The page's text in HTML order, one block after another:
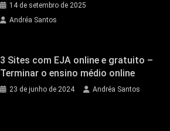
14 de setembro de 2025
Andréa Santos
3 Sites com EJA online e gratuito –
Terminar o ensino médio online
23 de junho de 2024 Andréa Santos